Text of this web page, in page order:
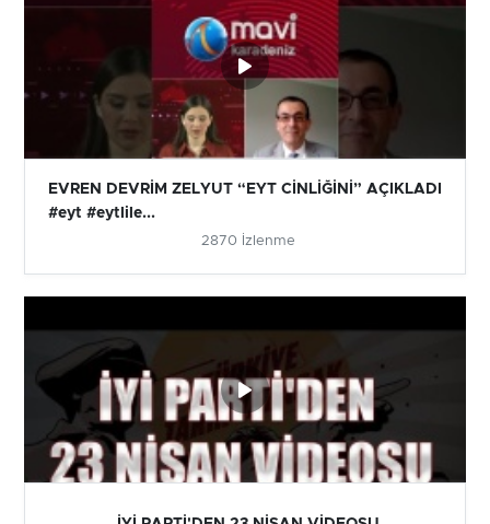
EVREN DEVRİM ZELYUT “EYT CİNLİĞİNİ” AÇIKLADI
#eyt #eytlile...
2870 İzlenme